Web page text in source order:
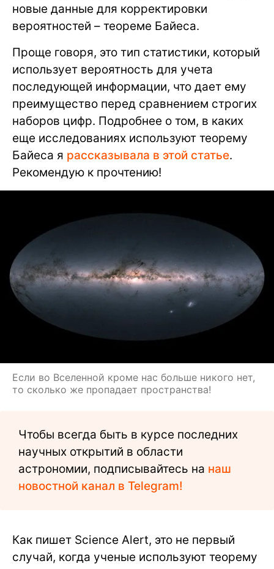
новые данные для корректировки
вероятностей – теореме Байеса.
Проще говоря, это тип статистики, который
использует вероятность для учета
последующей информации, что дает ему
преимущество перед сравнением строгих
наборов цифр. Подробнее о том, в каких
еще исследованиях используют теорему
Байеса я рассказывала в этой статье.
Рекомендую к прочтению!
Если во Вселенной кроме нас больше никого нет,
то сколько же пропадает пространства!
Чтобы всегда быть в курсе последних
научных открытий в области
астрономии, подписывайтесь на наш
новостной канал в Telegram!
Как пишет Science Alert, это не первый
случай, когда ученые используют теорему